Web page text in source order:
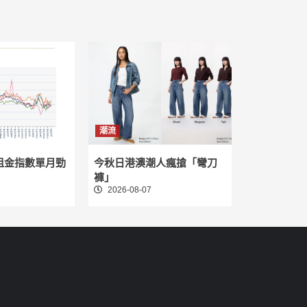
金指數單月勁
潮流
今秋日港澳潮人瘋搶「彎刀
褲」
2026-08-07